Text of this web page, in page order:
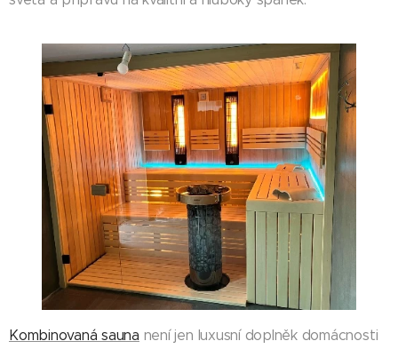
Kombinovaná sauna není jen luxusní doplněk domácnosti